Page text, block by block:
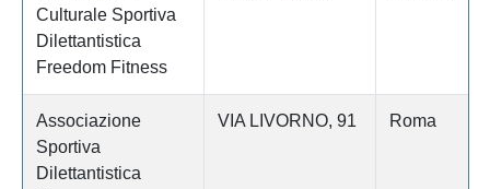
Culturale Sportiva
Dilettantistica
Freedom Fitness
Associazione
Sportiva
Dilettantistica
VIA LIVORNO, 91 Roma